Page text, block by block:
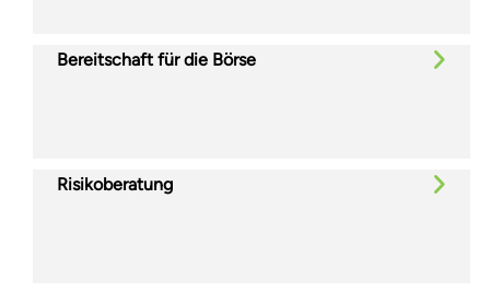
Bereitschaft für die Börse
Risikoberatung